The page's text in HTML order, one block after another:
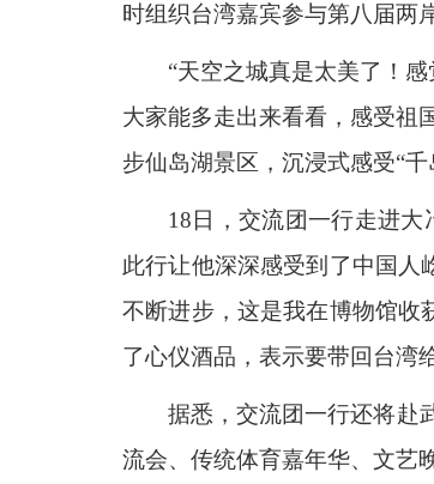
时组织台湾嘉宾参与第八届两
“天空之城真是太美了！
大家能多走出来看看，感受祖
步仙岛湖景区，沉浸式感受“
18日，交流团一行走进
此行让他深深感受到了中国人
不断进步，这是我在博物馆收
了心仪酒品，表示要带回台湾
据悉，交流团一行还将赴
流会、传统体育嘉年华、文艺